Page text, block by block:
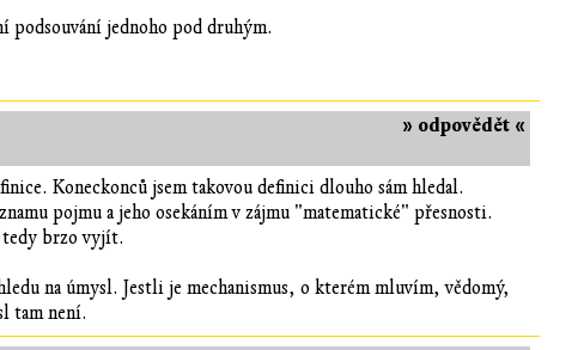
podsouvání jednoho pod druhým.
» odpovědět «
Koneckonců jsem takovou definici dlouho sám hledal.
pojmu a jeho osekáním v zájmu "matematické" přesnosti.
tedy brzo vyjít.
na úmysl. Jestli je mechanismus, o kterém mluvím, vědomý,
tam není.